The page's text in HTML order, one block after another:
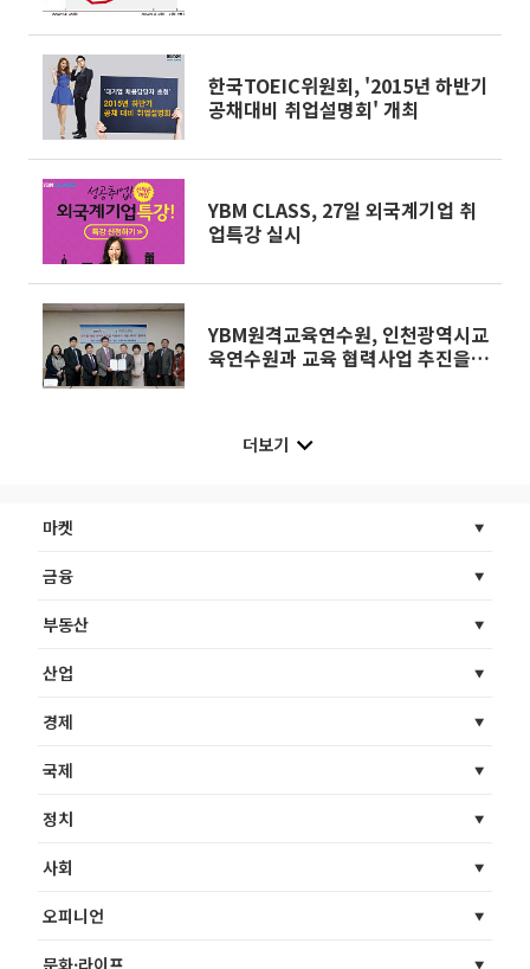
한국TOEIC위원회, '2015년 하반기
공채대비 취업설명회' 개최
YBM CLASS, 27일 외국계기업 취
업특강 실시
YBM원격교육연수원, 인천광역시교
육연수원과 교육 협력사업 추진을
더보기
마켓
금융
부동산
산업
경제
국제
정치
사회
오피니언
문화·라이프